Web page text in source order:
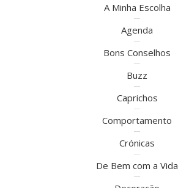
A Minha Escolha
Agenda
Bons Conselhos
Buzz
Caprichos
Comportamento
Crónicas
De Bem com a Vida